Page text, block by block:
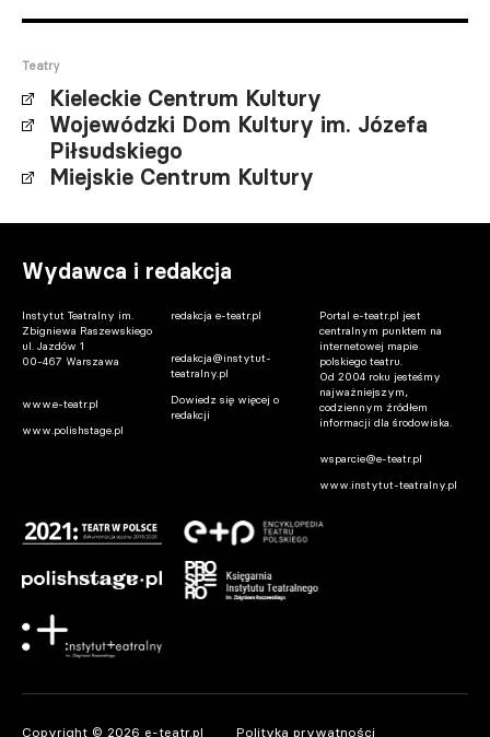
Teatry
Kieleckie Centrum Kultury
Wojewódzki Dom Kultury im. Józefa
Piłsudskiego
Miejskie Centrum Kultury
Wydawca i redakcja
Instytut Teatralny im.
Zbigniewa Raszewskiego
ul. Jazdów 1
00-467 Warszawa
www.e-teatr.pl
www.polishstage.pl
redakcja e-teatr.pl
redakcja@instytut-
teatralny.pl
Dowiedz się więcej o
redakcji
Portal e-teatr.pl jest
centralnym punktem na
internetowej mapie
polskiego teatru.
Od 2004 roku jesteśmy
najważniejszym,
codziennym źródłem
informacji dla środowiska.
wsparcie@e-teatr.pl
www.instytut-teatralny.pl
Copyright © 2026 e-teatr.pl Polityka prywatności